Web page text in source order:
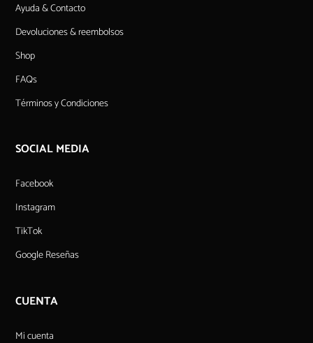
Ayuda & Contacto
Devoluciones & reembolsos
Shop
FAQs
Términos y Condiciones
SOCIAL MEDIA
Facebook
Instagram
TikTok
Google Reseñas
CUENTA
Mi cuenta